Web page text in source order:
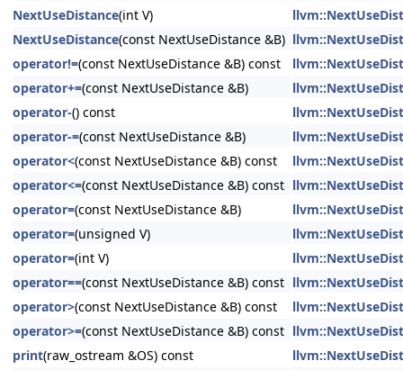
NextUseDistance(int V)
NextUseDistance(const NextUseDistance &B)
operator!=(const NextUseDistance &B) const
operator+=(const NextUseDistance &B)
operator-() const
operator-=(const NextUseDistance &B)
operator<(const NextUseDistance &B) const
operator<=(const NextUseDistance &B) const
operator=(const NextUseDistance &B)
operator=(unsigned V)
operator=(int V)
operator==(const NextUseDistance &B) const
operator>(const NextUseDistance &B) const
operator>=(const NextUseDistance &B) const
print(raw_ostream &OS) const